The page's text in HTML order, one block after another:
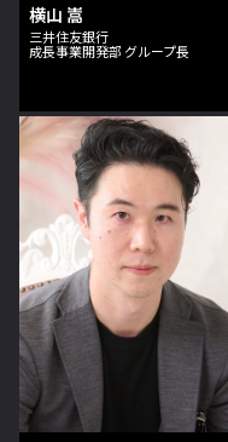
横山 嵩
三井住友銀行
成長事業開発部 グループ長